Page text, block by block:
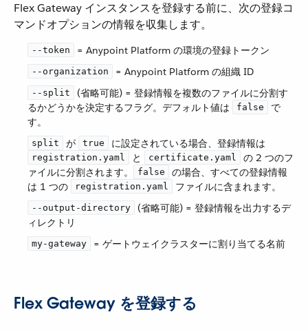
Flex Gateway インスタンスを登録する前に、次の登録コ
マンドオプションの情報を収集します。
--token ​ = Anypoint Platform の環境の登録トークン
--organization ​ = Anypoint Platform の組織 ID
--split
​ (省略可能) = 登録情報を複数のファイルに分割す
るかどうかを決定するフラグ。デフォルト値は ​
false
​ で
す。
split ​ が ​ true ​ に設定されている場合、登録情報は ​
registration.yaml ​ と ​ certificate.yaml
​ の 2 つのフ
ァイルに分割されます。​
false
​ の場合、すべての登録情報
は 1 つの ​
registration.yaml ​ ファイルに含まれます。
--output-directory
​ (省略可能) = 登録情報を出力するデ
ィレクトリ
my-gateway ​ = ゲートウェイクラスターに割り当てる名前
Flex Gateway を登録する